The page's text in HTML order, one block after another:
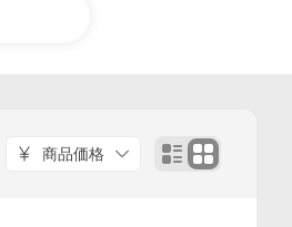
商品価格